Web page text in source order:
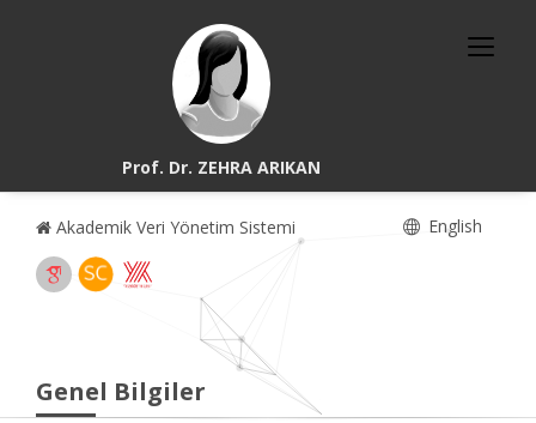
Prof. Dr. ZEHRA ARIKAN
Akademik Veri Yönetim Sistemi English
Genel Bilgiler